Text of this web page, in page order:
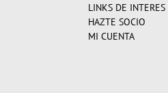
LINKS DE INTERES
HAZTE SOCIO
MI CUENTA